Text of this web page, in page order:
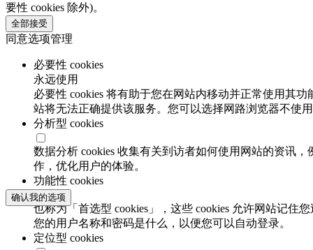
要性 cookies 除外)。
全部接受
同意选项管理
必要性 cookies
永远使用
必要性 cookies 将有助于您在网站内移动并正常使用其
站将无法正确提供该服务。您可以选择网路浏览器不使
分析型 cookies
数据分析 cookies 收集有关到访者如何使用网站的资讯
作，优化用户的体验。
功能性 cookies
也称为「首选型 cookies」，这些 cookies 允许网站记
您的用户名称和密码是什么，以便您可以自动登录。
定位型 cookies
确认我的选项